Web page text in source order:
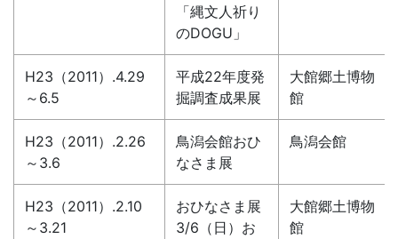
「縄文人祈り
のDOGU」
H23（2011）.4.29
～6.5
平成22年度発
掘調査成果展
大館郷土博物
館
H23（2011）.2.26
～3.6
鳥潟会館おひ
なさま展
鳥潟会館
H23（2011）.2.10
～3.21
おひなさま展
3/6（日）お
大館郷土博物
館